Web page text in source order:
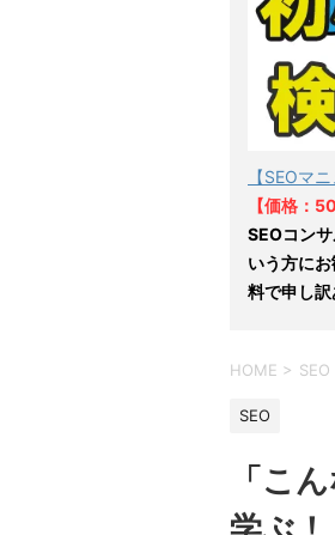
【SEOマ
【価格：
SEOコン
いう方に
料で申し訳
HOME > SEO
SEO
「こ